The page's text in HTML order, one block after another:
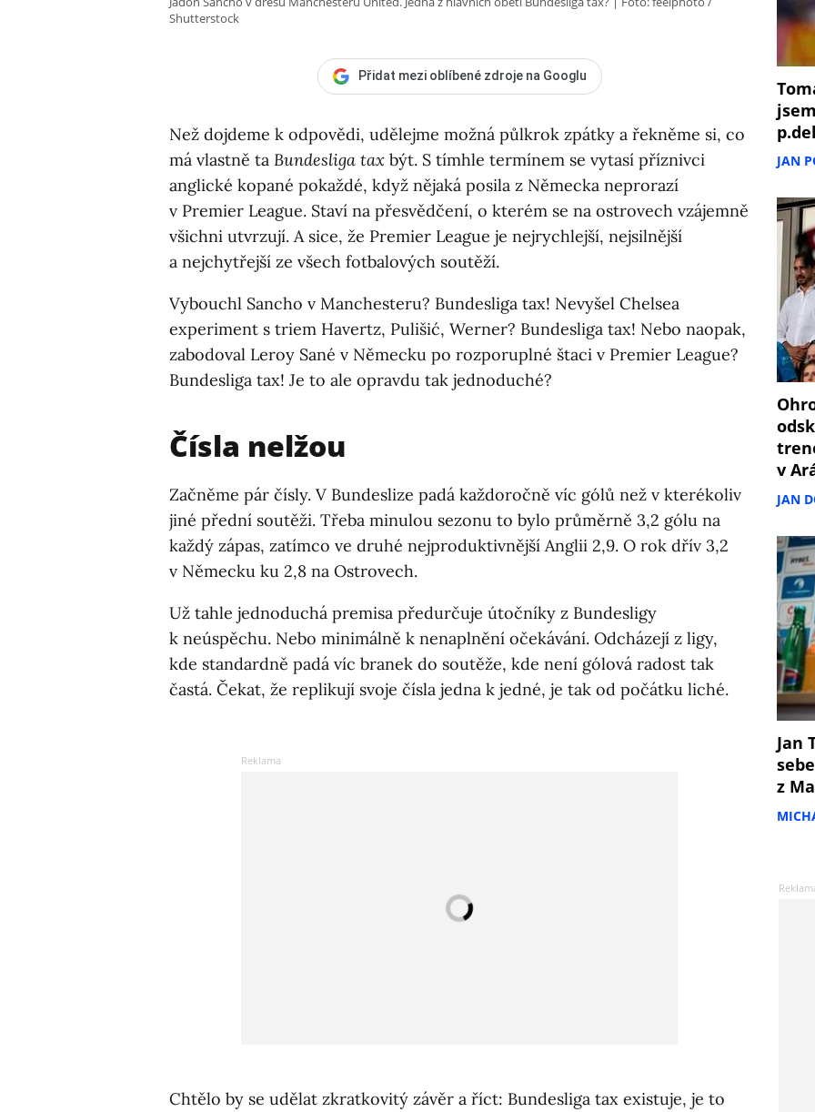
Shutterstock
Přidat mezi oblíbené zdroje na Googlu
Než dojdeme k odpovědi, udělejme možná půlkrok zpátky a řekněme si, co
má vlastně ta Bundesliga tax být. S tímhle termínem se vytasí příznivci
anglické kopané pokaždé, když nějaká posila z Německa neprorazí
v Premier League. Staví na přesvědčení, o kterém se na ostrovech vzájemně
všichni utvrzují. A sice, že Premier League je nejrychlejší, nejsilnější
a nejchytřejší ze všech fotbalových soutěží.
Vybouchl Sancho v Manchesteru? Bundesliga tax! Nevyšel Chelsea
experiment s triem Havertz, Pulišić, Werner? Bundesliga tax! Nebo naopak,
zabodoval Leroy Sané v Německu po rozporuplné štaci v Premier League?
Bundesliga tax! Je to ale opravdu tak jednoduché?
Čísla nelžou
Začněme pár čísly. V Bundeslize padá každoročně víc gólů než v kterékoliv
jiné přední soutěži. Třeba minulou sezonu to bylo průměrně 3,2 gólu na
každý zápas, zatímco ve druhé nejproduktivnější Anglii 2,9. O rok dřív 3,2
v Německu ku 2,8 na Ostrovech.
Už tahle jednoduchá premisa předurčuje útočníky z Bundesligy
k neúspěchu. Nebo minimálně k nenaplnění očekávání. Odcházejí z ligy,
kde standardně padá víc branek do soutěže, kde není gólová radost tak
častá. Čekat, že replikují svoje čísla jedna k jedné, je tak od počátku liché.
Chtělo by se udělat zkratkovitý závěr a říct: Bundesliga tax existuje, je to
p.del
JAN
v
JAN
Jan
z